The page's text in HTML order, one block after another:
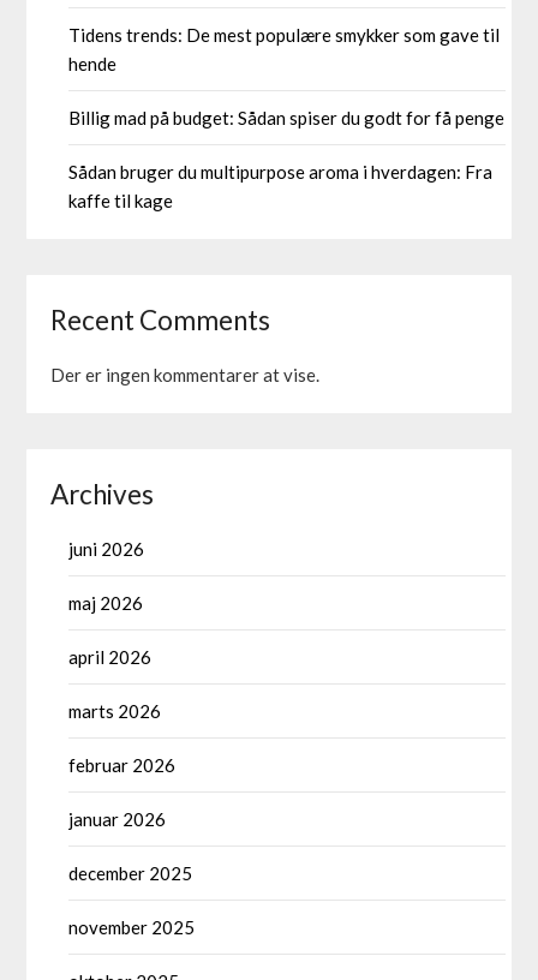
Tidens trends: De mest populære smykker som gave til
hende
Billig mad på budget: Sådan spiser du godt for få penge
Sådan bruger du multipurpose aroma i hverdagen: Fra
kaffe til kage
Recent Comments
Der er ingen kommentarer at vise.
Archives
juni 2026
maj 2026
april 2026
marts 2026
februar 2026
januar 2026
december 2025
november 2025